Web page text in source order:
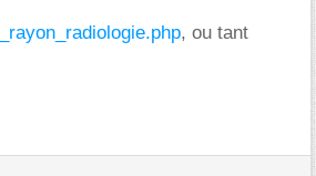
, ou tant